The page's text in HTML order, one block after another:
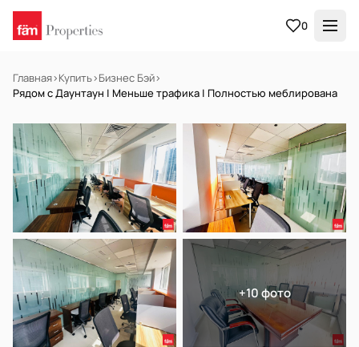
0
Главная›Купить›Бизнес Бэй›
Рядом с Даунтаун | Меньше трафика | Полностью меблирована
В АРЕНДУ Готов к заселению
+10 фото